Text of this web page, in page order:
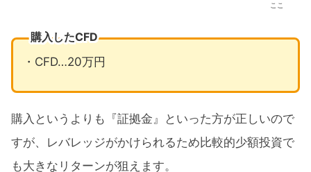
ここ
購入したCFD
・CFD…20万円
購入というよりも『証拠金』といった方が正しいので
すが、レバレッジがかけられるため比較的少額投資で
も大きなリターンが狙えます。